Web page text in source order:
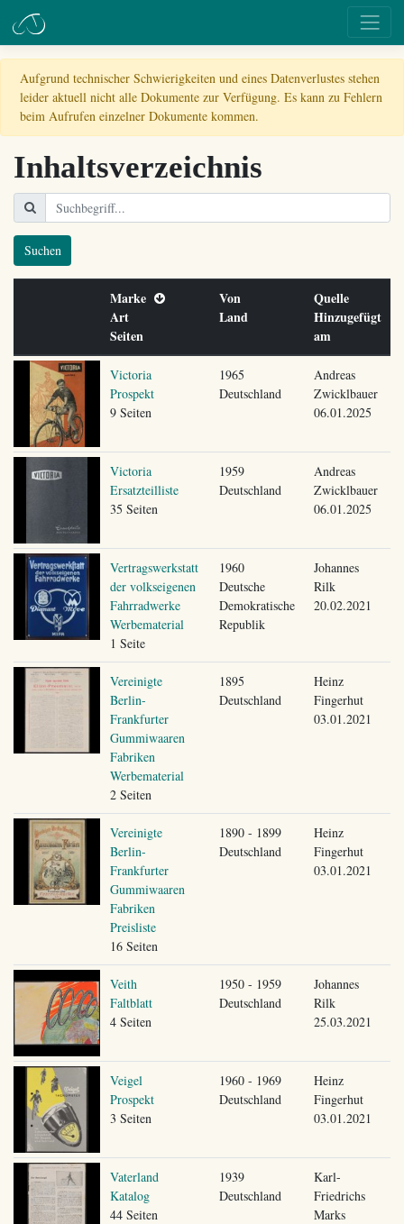
Aufgrund technischer Schwierigkeiten und eines Datenverlustes stehen
leider aktuell nicht alle Dokumente zur Verfügung. Es kann zu Fehlern
beim Aufrufen einzelner Dokumente kommen.
Inhaltsverzeichnis
Suchen
Marke
Art
Seiten
Von
Land
Quelle
Hinzugefügt
am
Victoria
Prospekt
9 Seiten
1965
Deutschland
Andreas
Zwicklbauer
06.01.2025
Victoria
Ersatzteilliste
35 Seiten
1959
Deutschland
Andreas
Zwicklbauer
06.01.2025
Vertragswerkstatt
der volkseigenen
Fahrradwerke
Werbematerial
1 Seite
1960
Deutsche
Demokratische
Republik
Johannes
Rilk
20.02.2021
Vereinigte
Berlin-
Frankfurter
Gummiwaaren
Fabriken
Werbematerial
2 Seiten
1895
Deutschland
Heinz
Fingerhut
03.01.2021
Vereinigte
Berlin-
Frankfurter
Gummiwaaren
Fabriken
Preisliste
16 Seiten
1890 - 1899
Deutschland
Heinz
Fingerhut
03.01.2021
Veith
Faltblatt
4 Seiten
1950 - 1959
Deutschland
Johannes
Rilk
25.03.2021
Veigel
Prospekt
3 Seiten
1960 - 1969
Deutschland
Heinz
Fingerhut
03.01.2021
Vaterland
Katalog
44 Seiten
1939
Deutschland
Karl-
Friedrichs
Marks